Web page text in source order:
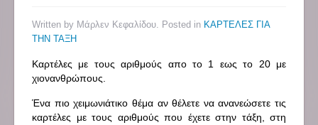
Written by Μάρλεν Κεφαλίδου. Posted in ΚΑΡΤΕΛΕΣ ΓΙΑ
ΤΗΝ ΤΑΞΗ
Καρτέλες με τους αριθμούς απο το 1 εως το 20 με
χιονανθρώπους.
Ένα πιο χειμωνιάτικο θέμα αν θέλετε να ανανεώσετε τις
καρτέλες με τους αριθμούς που έχετε στην τάξη, στη